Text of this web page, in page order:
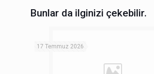
Bunlar da ilginizi çekebilir.
17 Temmuz 2026